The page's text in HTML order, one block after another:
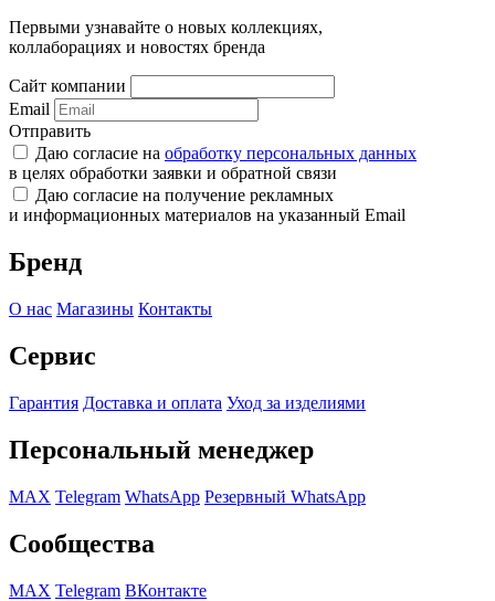
Первыми узнавайте о новых коллекциях,
коллаборациях и новостях бренда
Сайт компании
Email
Отправить
Даю согласие на обработку персональных данных
в целях обработки заявки и обратной связи
Даю согласие на получение рекламных
и информационных материалов на указанный Email
Бренд
О нас Магазины Контакты
Сервис
Гарантия Доставка и оплата Уход за изделиями
Персональный менеджер
MAX Telegram WhatsApp Резервный WhatsApp
Сообщества
MAX Telegram ВКонтакте